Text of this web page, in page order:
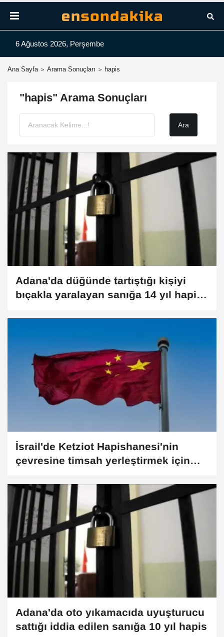
6 Ağustos 2026, Perşembe
Ana Sayfa Arama Sonuçları hapis
"hapis" Arama Sonuçları
Adana'da düğünde tartıştığı kişiyi
bıçakla yaralayan sanığa 14 yıl hapis
cezası
İsrail'de Ketziot Hapishanesi'nin
çevresine timsah yerleştirmek için
hendeklerin kazıldığı görüntülendi
Adana'da oto yıkamacıda uyuşturucu
sattığı iddia edilen sanığa 10 yıl hapis